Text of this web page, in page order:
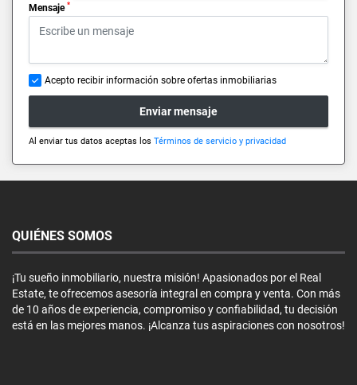
Mensaje *
Acepto recibir información sobre ofertas inmobiliarias
Enviar mensaje
Al enviar tus datos aceptas los Términos de servicio y privacidad
QUIÉNES SOMOS
¡Tu sueño inmobiliario, nuestra misión! Apasionados por el Real
Estate, te ofrecemos asesoría integral en compra y venta. Con más
de 10 años de experiencia, compromiso y confiabilidad, tu decisión
está en las mejores manos. ¡Alcanza tus aspiraciones con nosotros!